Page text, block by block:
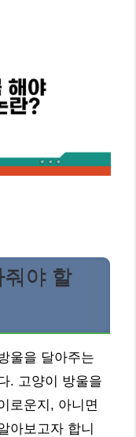
줘야 할
울을 달아주는
. 고양이 방울을
로운지, 아니면
아보고자 합니